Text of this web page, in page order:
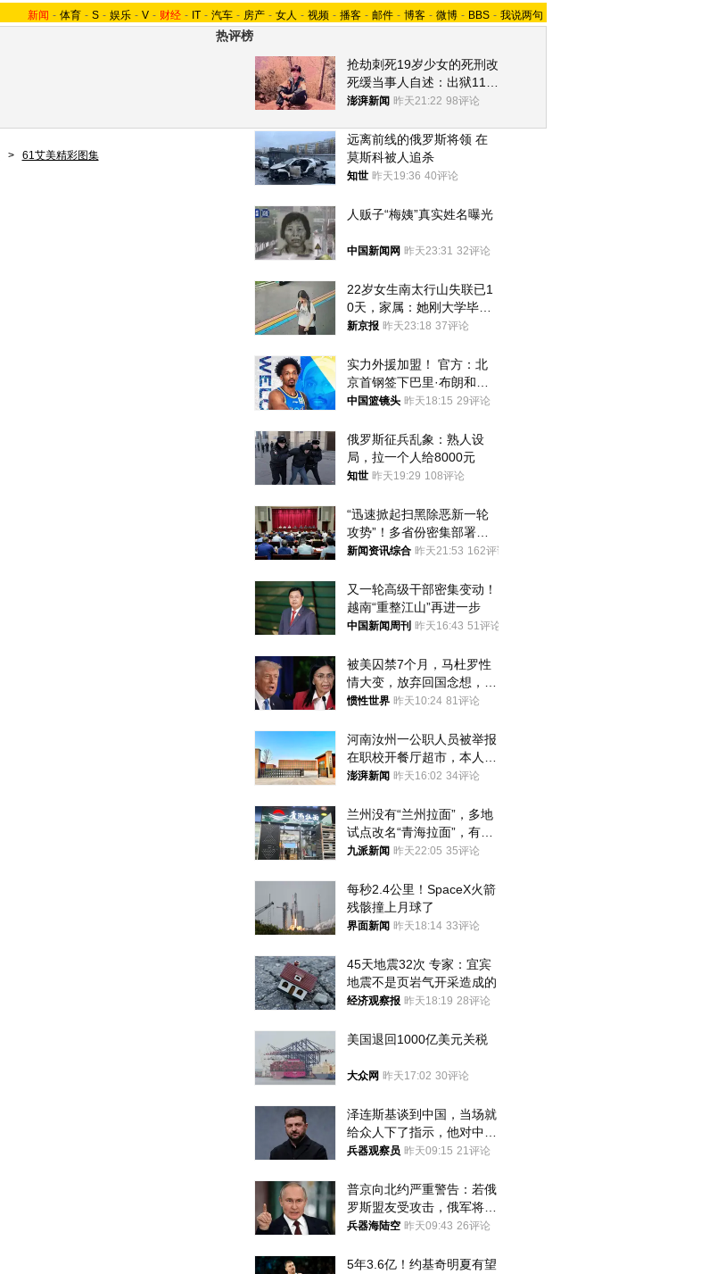
新闻 - 体育 - S - 娱乐 - V - 财经 - IT - 汽车 - 房产 - 女人 - 视频 - 播客 - 邮件 - 博客 - 微博 - BBS - 我说两句
热评榜
抢劫刺死19岁少女的死刑改
死缓当事人自述：出狱11年
间始终刻意躲避被害人家属
澎湃新闻 昨天21:22 98评论
远离前线的俄罗斯将领 在
莫斯科被人追杀
知世 昨天19:36 40评论
人贩子“梅姨”真实姓名曝光
中国新闻网 昨天23:31 32评论
22岁女生南太行山失联已1
0天，家属：她刚大学毕业
想到山里旅行
新京报 昨天23:18 37评论
实力外援加盟！ 官方：北
京首钢签下巴里·布朗和桑
普森
中国篮镜头 昨天18:15 29评论
俄罗斯征兵乱象：熟人设
局，拉一个人给8000元
知世 昨天19:29 108评论
“迅速掀起扫黑除恶新一轮
攻势”！多省份密集部署，
公布举报方式
新闻资讯综合 昨天21:53 162评论
又一轮高级干部密集变动！
越南“重整江山”再进一步
中国新闻周刊 昨天16:43 51评论
被美囚禁7个月，马杜罗性
情大变，放弃回国念想，最
后嘱托已公开
惯性世界 昨天10:24 81评论
河南汝州一公职人员被举报
在职校开餐厅超市，本人回
应称“是给别人帮忙”
澎湃新闻 昨天16:02 34评论
兰州没有“兰州拉面”，多地
试点改名“青海拉面”，有商
家改名已两年
九派新闻 昨天22:05 35评论
每秒2.4公里！SpaceX火箭
残骸撞上月球了
界面新闻 昨天18:14 33评论
45天地震32次 专家：宜宾
地震不是页岩气开采造成的
经济观察报 昨天18:19 28评论
美国退回1000亿美元关税
大众网 昨天17:02 30评论
泽连斯基谈到中国，当场就
给众人下了指示，他对中国
和中乌关系，显然又有了新
兵器观察员 昨天09:15 21评论
普京向北约严重警告：若俄
罗斯盟友受攻击，俄军将动
用核武器保护
兵器海陆空 昨天09:43 26评论
5年3.6亿！约基奇明夏有望
> 61艾美精彩图集